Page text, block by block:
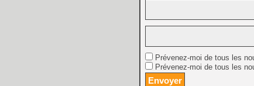
Prévenez-moi de tous les
Prévenez-moi de tous les